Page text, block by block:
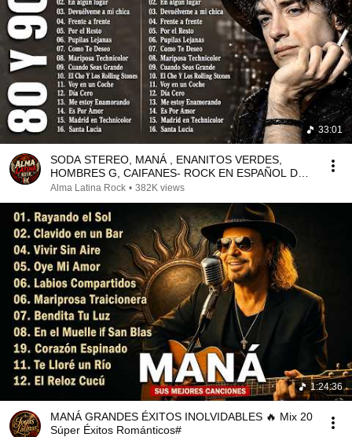
33:01
SODA STEREO, MANÁ , ENANITOS VERDES,
HOMBRES G, CAIFANES- ROCK EN ESPAÑOL DE
LOS 80 Y 90 MIX ÉXITOS
Alma Latina Rock • 382K views
1:24:36
MANÁ GRANDES ÉXITOS INOLVIDABLES 🔥 Mix 20
Súper Éxitos Románticos#